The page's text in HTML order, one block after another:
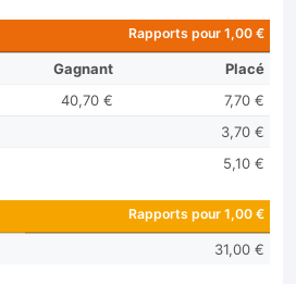
Rapports pour 1,00 €
Gagnant
Placé
40,70 €
7,70 €
3,70 €
5,10 €
Rapports pour 1,00 €
31,00 €